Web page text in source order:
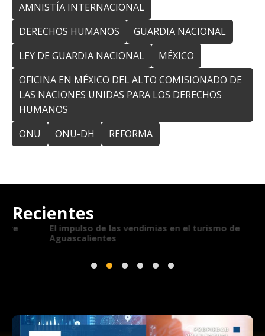
AMNISTÍA INTERNACIONAL
DERECHOS HUMANOS
GUARDIA NACIONAL
LEY DE GUARDIA NACIONAL
MÉXICO
OFICINA EN MÉXICO DEL ALTO COMISIONADO DE
LAS NACIONES UNIDAS PARA LOS DERECHOS
HUMANOS
ONU
ONU-DH REFORMA
Recientes
El impulso de las vendimias en el turismo de
Aguascalientes